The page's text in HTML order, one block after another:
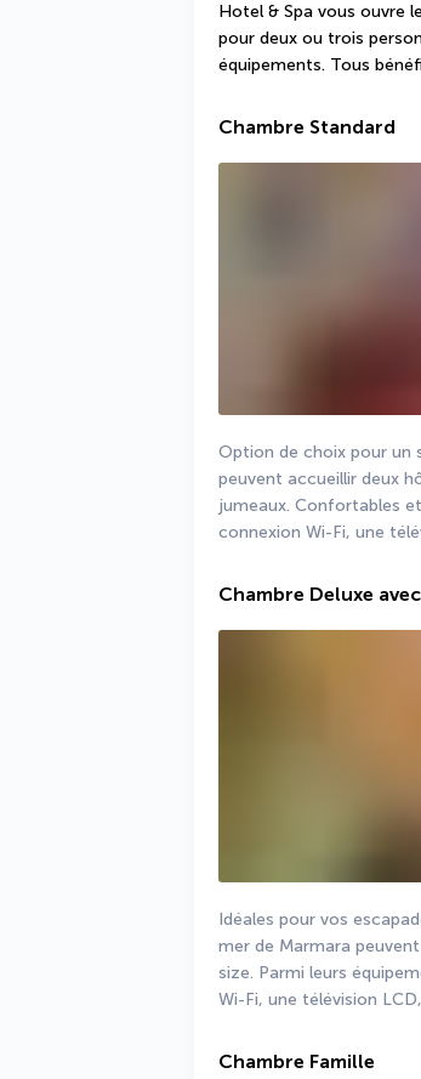
Hotel & Spa vous ouvre
pour deux ou trois
équipements. Tous
Chambre Standard
Option de choix pour un
peuvent accueillir deux
jumeaux. Confortables
connexion Wi-Fi, une
Chambre Deluxe
Idéales pour vos
mer de Marmara
size. Parmi leurs
Wi-Fi, une télévision
Chambre Famille